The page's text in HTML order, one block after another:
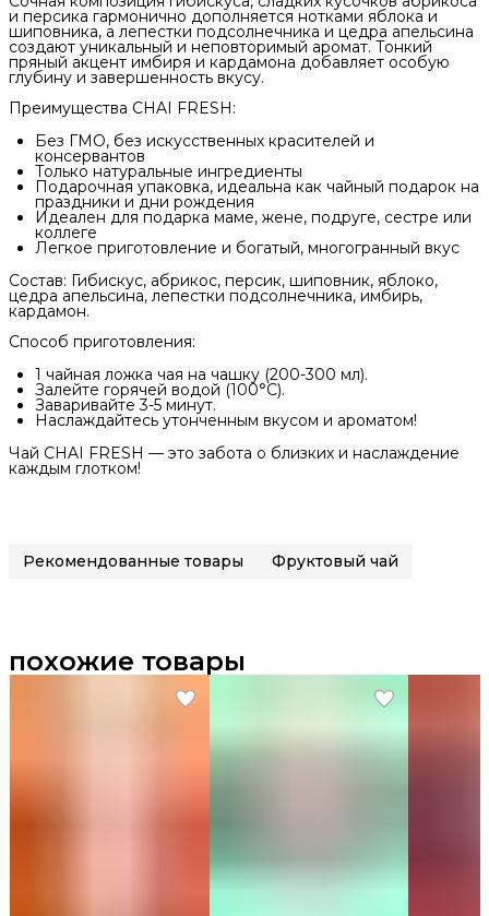
и персика гармонично дополняется нотками яблока и
шиповника, а лепестки подсолнечника и цедра апельсина
создают уникальный и неповторимый аромат. Тонкий
пряный акцент имбиря и кардамона добавляет особую
глубину и завершенность вкусу.
Преимущества CHAI FRESH:
Без ГМО, без искусственных красителей и
консервантов
Только натуральные ингредиенты
Подарочная упаковка, идеальна как чайный подарок на
праздники и дни рождения
Идеален для подарка маме, жене, подруге, сестре или
коллеге
Легкое приготовление и богатый, многогранный вкус
Состав: Гибискус, абрикос, персик, шиповник, яблоко,
цедра апельсина, лепестки подсолнечника, имбирь,
кардамон.
Способ приготовления:
1 чайная ложка чая на чашку (200-300 мл).
Залейте горячей водой (100°C).
Заваривайте 3-5 минут.
Наслаждайтесь утонченным вкусом и ароматом!
Чай CHAI FRESH — это забота о близких и наслаждение
каждым глотком!
Рекомендованные товары Фруктовый чай
похожие товары